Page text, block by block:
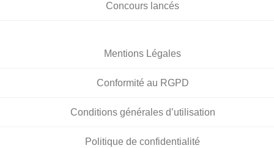
Concours lancés
Mentions Légales
Conformité au RGPD
Conditions générales d’utilisation
Politique de confidentialité